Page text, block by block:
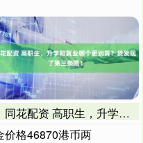
同花配资 高职生，升学和就业哪个更划算？我发现了第三条路！
价格46870港币两